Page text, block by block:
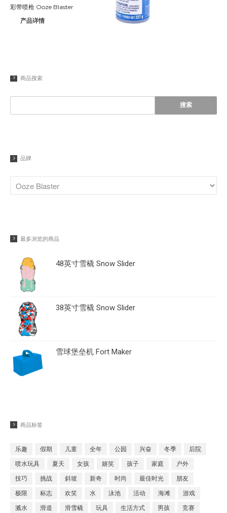
Pop Bang
Slip 'N Slide
Superball
Wham-O邀请您参观2019年香港
Huang
彩带喷枪 Ooze Blaster
产品详情
商品搜索
品牌
最多浏览的商品
48英寸雪橇 Snow Slider
38英寸雪橇 Snow Slider
雪球堡垒机 Fort Maker
商品标签
乐趣 假期 儿童 全年 公园 兴奋 冬季 后院
喷水玩具 夏天 女孩 嬉笑 孩子 家庭 户外
技巧 挑战 斜坡 新奇 时尚 最佳时光 朋友
极限 标志 欢笑 水 泳池 活动 海滩 游戏
溅水 滑道 滑雪橇 玩具 生活方式 男孩 竞赛